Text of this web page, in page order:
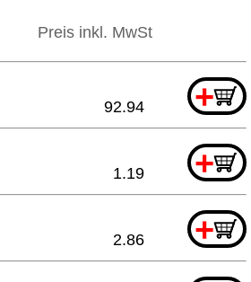
Preis inkl. MwSt
+
92.94
+
1.19
+
2.86